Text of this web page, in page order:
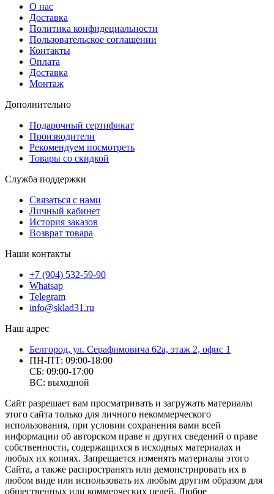
О нас
Доставка
Политика конфидециальности
Пользовательское соглашении
Контакты
Оплата
Доставка
Монтаж
Дополнительно
Подарочный сертификат
Производители
Рекомендуем посмотреть
Товары со скидкой
Служба поддержки
Связаться с нами
Личный кабинет
История заказов
Возврат товара
Наши контакты
+7 (904) 532-59-90
Whatsap
Telegram
info@sklad31.ru
Наш адрес
Белгород, ул. Серафимовича 62а, этаж 2, офис 1
ПН-ПТ: 09:00-18:00
СБ: 09:00-17:00
ВС: выходной
Сайт разрешает вам просматривать и загружать материалы
этого сайта только для личного некоммерческого
использования, при условии сохранения вами всей
информации об авторском праве и других сведений о праве
собственности, содержащихся в исходных материалах и
любых их копиях. Запрещается изменять материалы этого
Сайта, а также распространять или демонстрировать их в
любом виде или использовать их любым другим образом для
общественных или коммерческих целей. Любое